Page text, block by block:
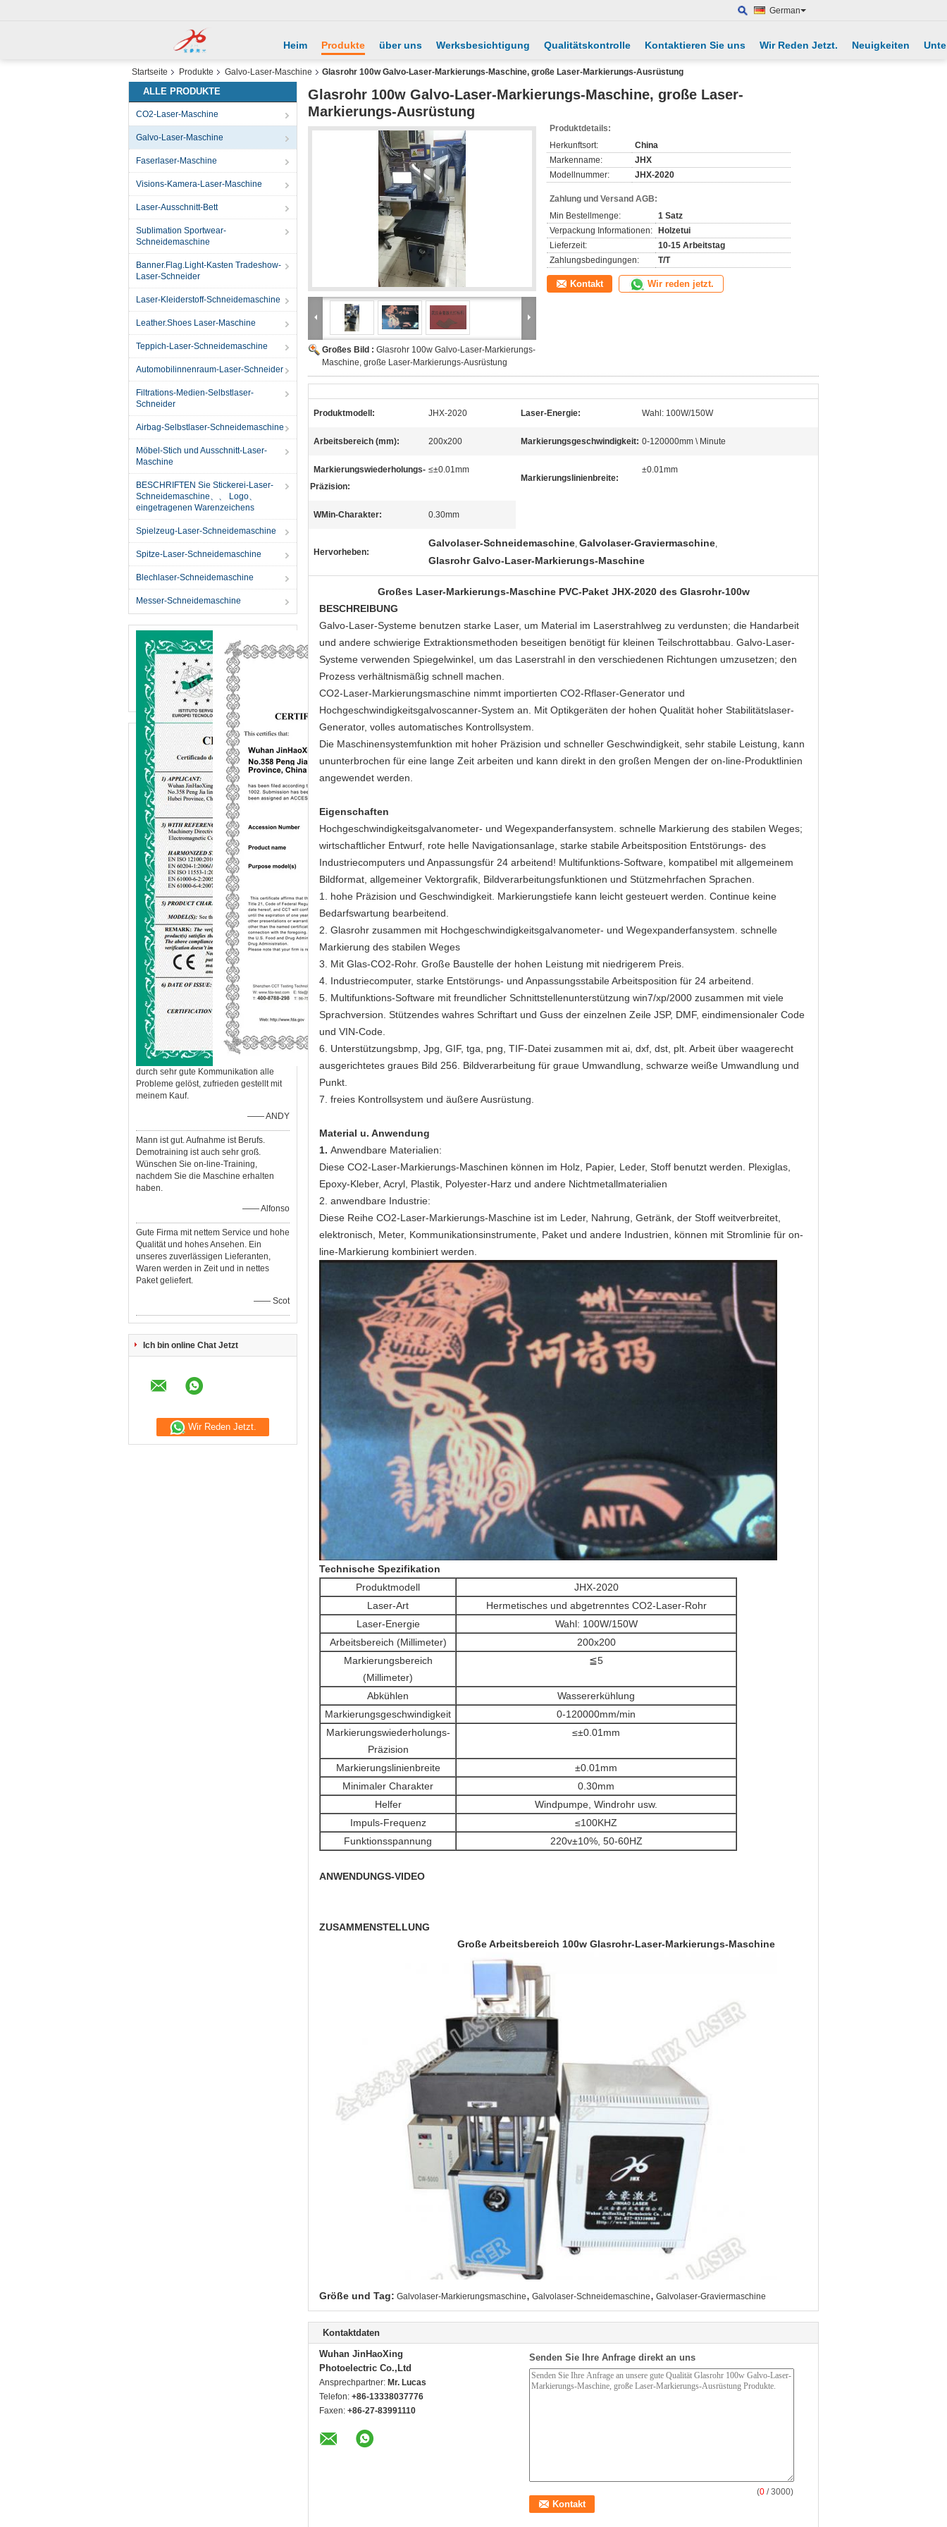
German
Heim Produkte über uns Werksbesichtigung Qualitätskontrolle Kontaktieren Sie uns Wir Reden Jetzt. Neuigkeiten
Startseite Produkte Galvo-Laser-Maschine Glasrohr 100w Galvo-Laser-Markierungs-Maschine, große Laser-Markierungs-Ausrüstung
ALLE PRODUKTE
CO2-Laser-Maschine
Galvo-Laser-Maschine
Faserlaser-Maschine
Visions-Kamera-Laser-Maschine
Laser-Ausschnitt-Bett
Sublimation Sportwear-
Schneidemaschine
Banner.Flag.Light-Kasten Tradeshow-
Laser-Schneider
Laser-Kleiderstoff-Schneidemaschine
Leather.Shoes Laser-Maschine
Teppich-Laser-Schneidemaschine
Automobilinnenraum-Laser-Schneider
Filtrations-Medien-Selbstlaser-
Schneider
Airbag-Selbstlaser-Schneidemaschine
Möbel-Stich und Ausschnitt-Laser-
Maschine
BESCHRIFTEN Sie Stickerei-Laser-
Schneidemaschine、、 Logo、
eingetragenen Warenzeichens
Spielzeug-Laser-Schneidemaschine
Spitze-Laser-Schneidemaschine
Blechlaser-Schneidemaschine
Messer-Schneidemaschine
durch sehr gute Kommunikation alle
Probleme gelöst, zufrieden gestellt mit
meinem Kauf.
—— ANDY
Mann ist gut. Aufnahme ist Berufs.
Demotraining ist auch sehr groß.
Wünschen Sie on-line-Training,
nachdem Sie die Maschine erhalten
haben.
—— Alfonso
Gute Firma mit nettem Service und hohe
Qualität und hohes Ansehen. Ein
unseres zuverlässigen Lieferanten,
Waren werden in Zeit und in nettes
Paket geliefert.
—— Scot
Ich bin online Chat Jetzt
Wir Reden Jetzt.
Glasrohr 100w Galvo-Laser-Markierungs-Maschine, große Laser-
Markierungs-Ausrüstung
Großes Bild : Glasrohr 100w Galvo-Laser-Markierungs-
Maschine, große Laser-Markierungs-Ausrüstung
Produktdetails:
Herkunftsort:
China
Markenname:
JHX
Modellnummer:
JHX-2020
Zahlung und Versand AGB:
Min Bestellmenge:
1 Satz
Verpackung Informationen:
Holzetui
Lieferzeit:
10-15 Arbeitstag
Zahlungsbedingungen:
T/T
Kontakt Wir reden jetzt.
Produktmodell: JHX-2020 Laser-Energie: Wahl: 100W/150W
Arbeitsbereich (mm): 200x200 Markierungsgeschwindigkeit: 0-120000mm \ Minute
Markierungswiederholungs-
Präzision:
≤±0.01mm
Markierungslinienbreite:
±0.01mm
WMin-Charakter: 0.30mm
Hervorheben:
Galvolaser-Schneidemaschine, Galvolaser-Graviermaschine,
Glasrohr Galvo-Laser-Markierungs-Maschine
Großes Laser-Markierungs-Maschine PVC-Paket JHX-2020 des Glasrohr-100w
BESCHREIBUNG
Galvo-Laser-Systeme benutzen starke Laser, um Material im Laserstrahlweg zu verdunsten; die Handarbeit
und andere schwierige Extraktionsmethoden beseitigen benötigt für kleinen Teilschrottabbau. Galvo-Laser-
Systeme verwenden Spiegelwinkel, um das Laserstrahl in den verschiedenen Richtungen umzusetzen; den
Prozess verhältnismäßig schnell machen.
CO2-Laser-Markierungsmaschine nimmt importierten CO2-Rflaser-Generator und
Hochgeschwindigkeitsgalvoscanner-System an. Mit Optikgeräten der hohen Qualität hoher Stabilitätslaser-
Generator, volles automatisches Kontrollsystem.
Die Maschinensystemfunktion mit hoher Präzision und schneller Geschwindigkeit, sehr stabile Leistung, kann
ununterbrochen für eine lange Zeit arbeiten und kann direkt in den großen Mengen der on-line-Produktlinien
angewendet werden.
Eigenschaften
Hochgeschwindigkeitsgalvanometer- und Wegexpanderfansystem. schnelle Markierung des stabilen Weges;
wirtschaftlicher Entwurf, rote helle Navigationsanlage, starke stabile Arbeitsposition Entstörungs- des
Industriecomputers und Anpassungsfür 24 arbeitend! Multifunktions-Software, kompatibel mit allgemeinem
Bildformat, allgemeiner Vektorgrafik, Bildverarbeitungsfunktionen und Stützmehrfachen Sprachen.
1. hohe Präzision und Geschwindigkeit. Markierungstiefe kann leicht gesteuert werden. Continue keine
Bedarfswartung bearbeitend.
2. Glasrohr zusammen mit Hochgeschwindigkeitsgalvanometer- und Wegexpanderfansystem. schnelle
Markierung des stabilen Weges
3. Mit Glas-CO2-Rohr. Große Baustelle der hohen Leistung mit niedrigerem Preis.
4. Industriecomputer, starke Entstörungs- und Anpassungsstabile Arbeitsposition für 24 arbeitend.
5. Multifunktions-Software mit freundlicher Schnittstellenunterstützung win7/xp/2000 zusammen mit viele
Sprachversion. Stützendes wahres Schriftart und Guss der einzelnen Zeile JSP, DMF, eindimensionaler Code
und VIN-Code.
6. Unterstützungsbmp, Jpg, GIF, tga, png, TIF-Datei zusammen mit ai, dxf, dst, plt. Arbeit über waagerecht
ausgerichtetes graues Bild 256. Bildverarbeitung für graue Umwandlung, schwarze weiße Umwandlung und
Punkt.
7. freies Kontrollsystem und äußere Ausrüstung.
Material u. Anwendung
1. Anwendbare Materialien:
Diese CO2-Laser-Markierungs-Maschinen können im Holz, Papier, Leder, Stoff benutzt werden. Plexiglas,
Epoxy-Kleber, Acryl, Plastik, Polyester-Harz und andere Nichtmetallmaterialien
2. anwendbare Industrie:
Diese Reihe CO2-Laser-Markierungs-Maschine ist im Leder, Nahrung, Getränk, der Stoff weitverbreitet,
elektronisch, Meter, Kommunikationsinstrumente, Paket und andere Industrien, können mit Stromlinie für on-
line-Markierung kombiniert werden.
Technische Spezifikation
Produktmodell
JHX-2020
Laser-Art
Hermetisches und abgetrenntes CO2-Laser-Rohr
Laser-Energie
Wahl: 100W/150W
Arbeitsbereich (Millimeter)
200x200
Markierungsbereich
(Millimeter)
≦5
Abkühlen
Wassererkühlung
Markierungsgeschwindigkeit
0-120000mm/min
Markierungswiederholungs-
Präzision
≤±0.01mm
Markierungslinienbreite
±0.01mm
Minimaler Charakter
0.30mm
Helfer
Windpumpe, Windrohr usw.
Impuls-Frequenz
≤100KHZ
Funktionsspannung
220v±10%, 50-60HZ
ANWENDUNGS-VIDEO
ZUSAMMENSTELLUNG
Große Arbeitsbereich 100w Glasrohr-Laser-Markierungs-Maschine
Größe und Tag: Galvolaser-Markierungsmaschine, Galvolaser-Schneidemaschine, Galvolaser-Graviermaschine
Kontaktdaten
Wuhan JinHaoXing
Photoelectric Co.,Ltd
Ansprechpartner: Mr. Lucas
Telefon: +86-13338037776
Faxen: +86-27-83991110
Senden Sie Ihre Anfrage direkt an uns
(0 / 3000)